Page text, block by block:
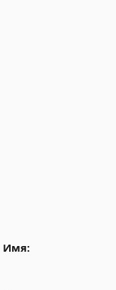
Имя: